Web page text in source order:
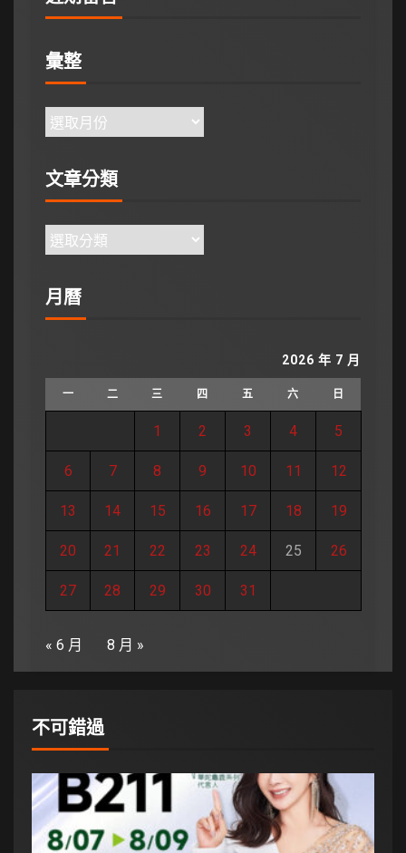
彙整
文章分類
月曆
2026 年 7 月
一 二 三 四 五 六 日
1 2 3 4 5
6 7 8 9 10 11 12
13 14 15 16 17 18 19
20 21 22 23 24 25 26
27 28 29 30 31
« 6 月 8 月 »
不可錯過